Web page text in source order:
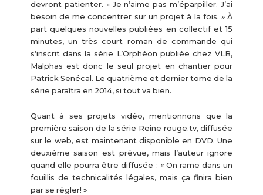
devront patienter. « Je n’aime pas m’éparpiller. J’ai
besoin de me concentrer sur un projet à la fois. » À
part quelques nouvelles publiées en collectif et 15
minutes, un très court roman de commande qui
s’inscrit dans la série L’Orphéon publiée chez VLB,
Malphas est donc le seul projet en chantier pour
Patrick Senécal. Le quatrième et dernier tome de la
série paraîtra en 2014, si tout va bien.
Quant à ses projets vidéo, mentionnons que la
première saison de la série Reine rouge.tv, diffusée
sur le web, est maintenant disponible en DVD. Une
deuxième saison est prévue, mais l’auteur ignore
quand elle pourra être diffusée : « On rame dans un
fouillis de technicalités légales, mais ça finira bien
par se régler! »